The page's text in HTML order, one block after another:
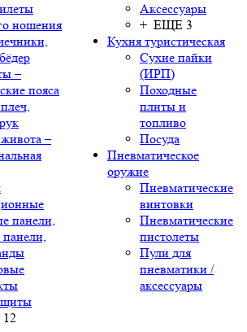
ношения
–
пояса
–
панели,
Аксессуары
+ ЕЩЕ 3
Кухня туристическая
Сухие пайки
(ИРП)
Походные
плиты и
топливо
Посуда
Пневматическое
оружие
Пневматические
винтовки
Пневматические
пистолеты
Пули для
пневматики /
аксессуары